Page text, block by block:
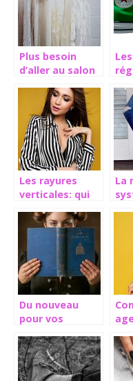
Plus besoin
d’aller au salon
votre vernigel!
Les rayures
verticales: qui
porter?
La
Du nouveau
pour vos
perles